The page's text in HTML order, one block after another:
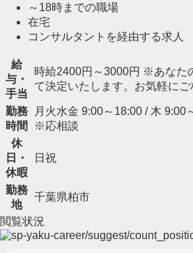
～18時までの職場
在宅
コンサルタントを経由する求人
給
与・
手当
時給2400円～3000円 ※あなた
て決定いたします。お気軽にご
勤務
時間
月火水金 9:00～18:00 / 木 9:00
※応相談
休
日・
休暇
日祝
勤務
地
千葉県柏市
閲覧状況